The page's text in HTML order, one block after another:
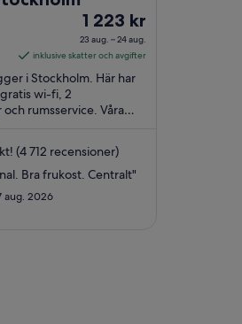
Priset
är
1 223 kr
per
mellan
aug.
och
1 223 kr
23 aug. – 24 aug.
inklusive skatter och avgifter
i Stockholm. Här har
wi-fi, 2
rumsservice. Våra
(4 712 recensioner)
Bra frukost. Centralt"
aug. 2026